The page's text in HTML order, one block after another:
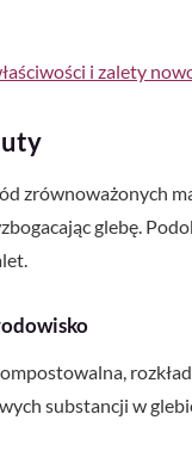
i zalety
zrównoważonych
glebę.
substancji w